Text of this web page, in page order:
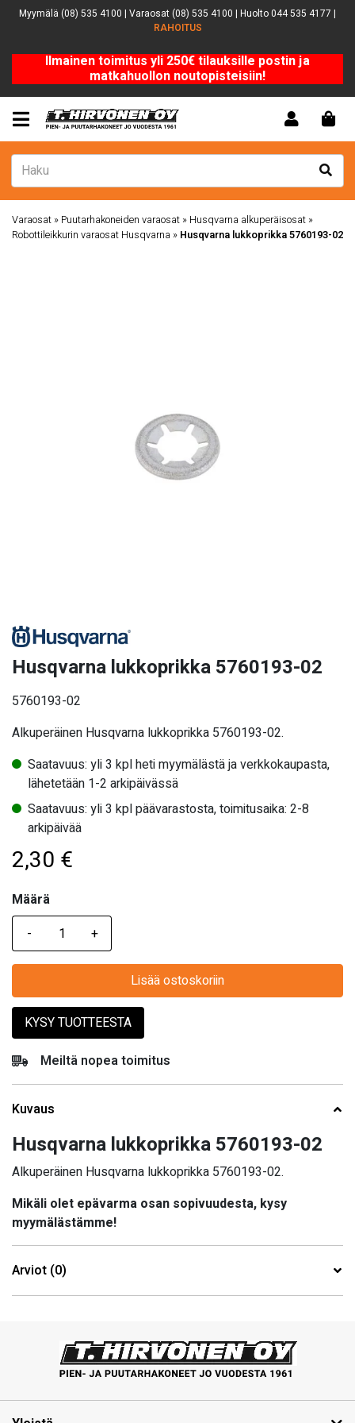
Myymälä (08) 535 4100 | Varaosat (08) 535 4100 | Huolto 044 535 4177 |
RAHOITUS
Ilmainen toimitus yli 250€ tilauksille postin ja
matkahuollon noutopisteisiin!
Varaosat » Puutarhakoneiden varaosat » Husqvarna alkuperäisosat »
Robottileikkurin varaosat Husqvarna » Husqvarna lukkoprikka 5760193-02
Husqvarna lukkoprikka 5760193-02
5760193-02
Alkuperäinen Husqvarna lukkoprikka 5760193-02.
Saatavuus: yli 3 kpl heti myymälästä ja verkkokaupasta,
lähetetään 1-2 arkipäivässä
Saatavuus: yli 3 kpl päävarastosta, toimitusaika: 2-8
arkipäivää
2,30 €
Määrä
Määrä
Lisää ostoskoriin
KYSY TUOTTEESTA
Meiltä nopea toimitus
Kuvaus
Husqvarna lukkoprikka 5760193-02
Alkuperäinen Husqvarna lukkoprikka 5760193-02.
Mikäli olet epävarma osan sopivuudesta, kysy
myymälästämme!
Arviot (0)